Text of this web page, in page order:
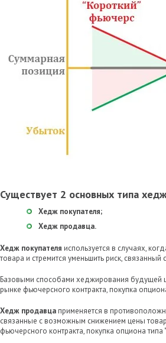
Существует 2 основных типа
Хедж покупателя;
Хедж продавца.
Хедж покупателя используется в случаях,
товара и стремится уменьшить риск,
Базовыми способами хеджирования будущей
рынке фьючерсного контракта, покупка
Хедж продавцаприменяется в
связанные с возможным снижением цены
фьючерсного контракта, покупка опциона